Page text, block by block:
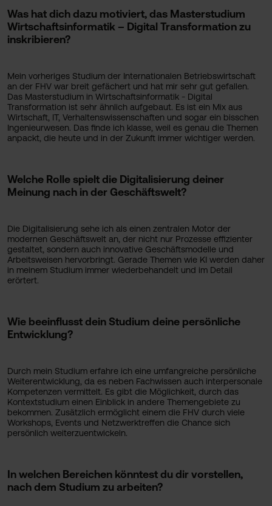
Was hat dich dazu motiviert, das Masterstudium
Wirtschaftsinformatik – Digital Transformation zu
inskribieren?
Mein vorheriges Studium der Internationalen Betriebswirtschaft
an der FHV war breit gefächert und hat mir sehr gut gefallen.
Das Masterstudium in Wirtschaftsinformatik - Digital
Transformation ist sehr ähnlich aufgebaut. Es ist ein Mix aus
Wirtschaft, IT, Verhaltenswissenschaften und sogar ein bisschen
Ingenieurwesen. Das finde ich klasse, weil es genau die Themen
anpackt, die heute und in der Zukunft immer wichtiger werden.
Welche Rolle spielt die Digitalisierung deiner
Meinung nach in der Geschäftswelt?
Die Digitalisierung sehe ich als einen zentralen Motor der
modernen Geschäftswelt an, der nicht nur Prozesse effizienter
gestaltet, sondern auch innovative Geschäftsmodelle und
Arbeitsweisen hervorbringt. Gerade Themen wie KI werden daher
in meinem Studium immer wiederbehandelt und im Detail
erörtert.
Wie beeinflusst dein Studium deine persönliche
Entwicklung?
Durch mein Studium erfahre ich eine umfangreiche persönliche
Weiterentwicklung, da es neben Fachwissen auch interpersonale
Kompetenzen vermittelt. Es gibt die Möglichkeit, durch das
Kontextstudium einen Einblick in andere Themengebiete zu
bekommen. Zusätzlich ermöglicht einem die FHV durch viele
Workshops, Events und Netzwerktreffen die Chance sich
persönlich weiterzuentwickeln.
In welchen Bereichen könntest du dir vorstellen,
nach dem Studium zu arbeiten?